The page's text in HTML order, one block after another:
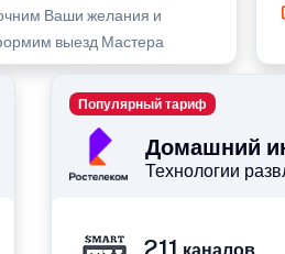
Ваши желания и
выезд Мастера
Домашний
Технологии
Популярный тариф
211